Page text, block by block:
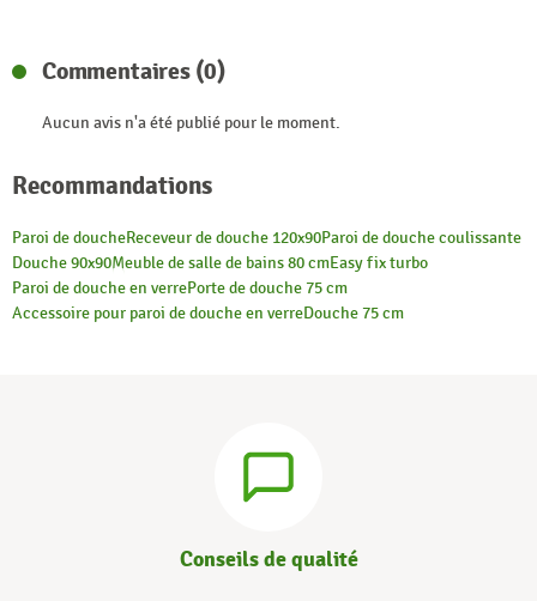
Commentaires (0)
Aucun avis n'a été publié pour le moment.
Recommandations
Paroi de doucheReceveur de douche 120x90Paroi de douche coulissante
Douche 90x90Meuble de salle de bains 80 cmEasy fix turbo
Paroi de douche en verrePorte de douche 75 cm
Accessoire pour paroi de douche en verreDouche 75 cm
Conseils de qualité